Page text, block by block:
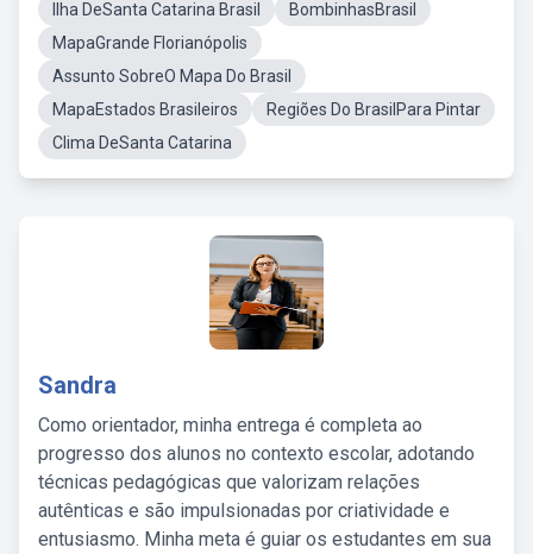
Ilha DeSanta Catarina Brasil
BombinhasBrasil
MapaGrande Florianópolis
Assunto SobreO Mapa Do Brasil
MapaEstados Brasileiros
Regiões Do BrasilPara Pintar
Clima DeSanta Catarina
Sandra
Como orientador, minha entrega é completa ao
progresso dos alunos no contexto escolar, adotando
técnicas pedagógicas que valorizam relações
autênticas e são impulsionadas por criatividade e
entusiasmo. Minha meta é guiar os estudantes em sua